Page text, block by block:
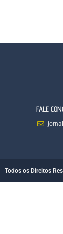
FALE
Todos os Direitos